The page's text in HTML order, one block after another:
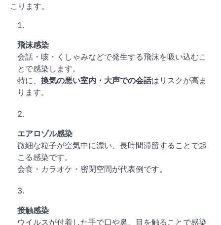
こります。
飛沫感染
会話・咳・くしゃみなどで発生する飛沫を吸い込むこ
とで感染します。
特に、 換気の悪い室内・大声での会話はリスクが高ま
ります。
エアロゾル感染
微細な粒子が空気中に漂い、長時間滞留することで起
こる感染です。
会食・カラオケ・密閉空間が代表例です。
接触感染
ウイルスが付着した手で口や鼻、目を触ることで感染